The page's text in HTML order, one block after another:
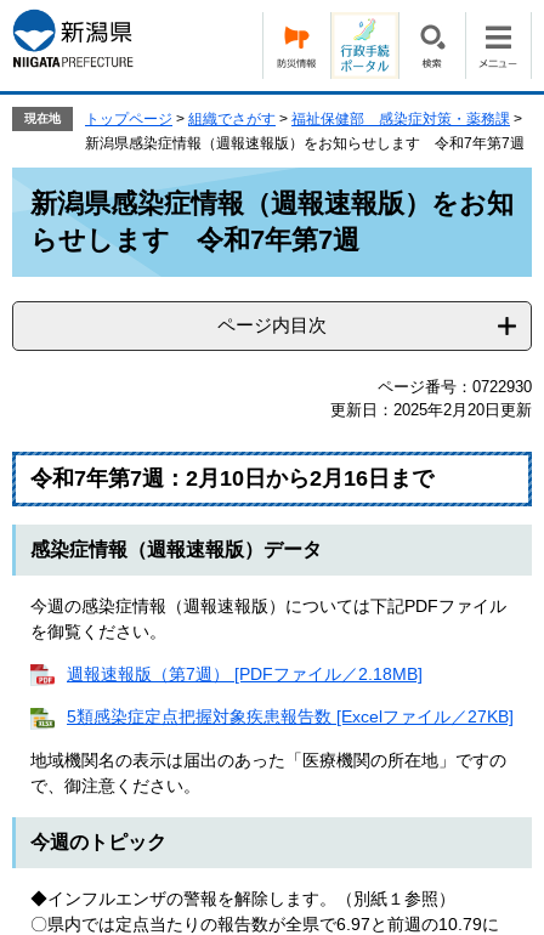
ー
ジ
の
で
す。
ニ
ュ
ー
ば
現在地 トップページ > 組織でさがす > 福祉保健部 感染症対策・薬務課 >
新潟県感染症情報（週報速報版）をお知らせします 令和7年第7週
新潟県感染症情報（週報速報版）をお知
らせします 令和7年第7週
ページ内目次
ページ番号：0722930
更新日：2025年2月20日更新
令和7年第7週：2月10日から2月16日​​ まで
感染症情報（週報速報版）データ
今週の感染症情報（週報速報版）については下記PDFファイル
を御覧ください。
週報速報版（第7週） [PDFファイル／2.18MB]
5類感染症定点把握対象疾患報告数 [Excelファイル／27KB]
地域機関名の表示は届出のあった「医療機関の所在地」ですの
で、御注意ください。
今週のトピック​
◆インフルエンザの警報を解除します。（別紙１参照）
〇県内では定点当たりの報告数が全県で6.97と前週の10.79に